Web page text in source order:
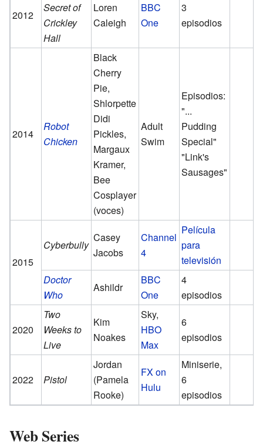
2012
Secret of
Crickley
Hall
Loren
Caleigh
BBC
One
3
episodios
2014
Robot
Chicken
Black
Cherry
Pie,
Shlorpette
Didi
Pickles,
Margaux
Kramer,
Bee
Cosplayer
(voces)
Adult
Swim
Episodios:
"...
Pudding
Special"
"Link's
Sausages"
2015
Cyberbully
Casey
Jacobs
Channel
4
Película
para
televisión
Doctor
Who
Ashildr
BBC
One
4
episodios
2020
Two
Weeks to
Live
Kim
Noakes
Sky,
HBO
Max
6
episodios
2022 Pistol
Jordan
(Pamela
Rooke)
FX on
Hulu
Miniserie,
6
episodios
Web Series